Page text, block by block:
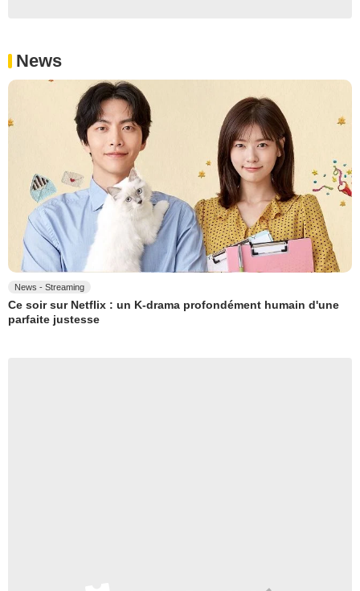
News
News - Streaming
Ce soir sur Netflix : un K-drama profondément humain d'une
parfaite justesse